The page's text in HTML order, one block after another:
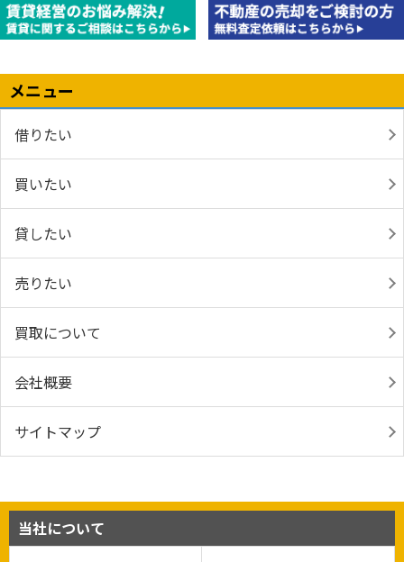
メニュー
借りたい
買いたい
貸したい
売りたい
買取について
会社概要
サイトマップ
当社について